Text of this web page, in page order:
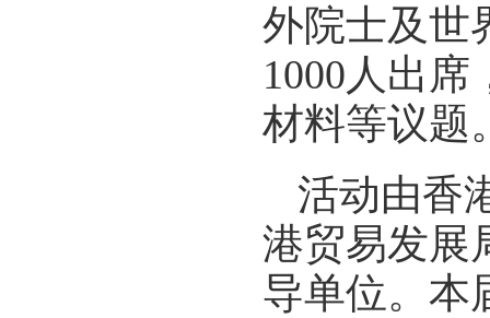
外院士及世
1000人出
材料等议题
活动由香
港贸易发展
导单位。本